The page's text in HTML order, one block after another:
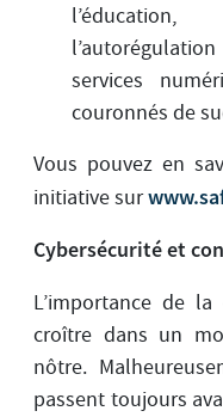
l’éducation,
services
couronnés de
Vous pouvez en
initiative sur
Cybersécurité et
L’importance de la
croître dans un
nôtre.
passent toujours